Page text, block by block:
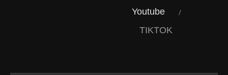
Youtube
TIKTOK